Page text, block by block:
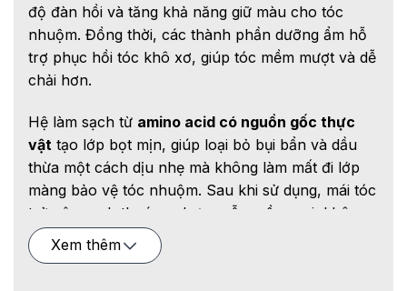
độ đàn hồi và tăng khả năng giữ màu cho tóc
nhuộm. Đồng thời, các thành phần dưỡng ẩm hỗ
trợ phục hồi tóc khô xơ, giúp tóc mềm mượt và dễ
chải hơn.
Hệ làm sạch từ amino acid có nguồn gốc thực
vật tạo lớp bọt mịn, giúp loại bỏ bụi bẩn và dầu
thừa một cách dịu nhẹ mà không làm mất đi lớp
màng bảo vệ tóc nhuộm. Sau khi sử dụng, mái tóc
trở nên sạch thoáng nhưng vẫn mềm mại, không
khô rít.
Xem thêm